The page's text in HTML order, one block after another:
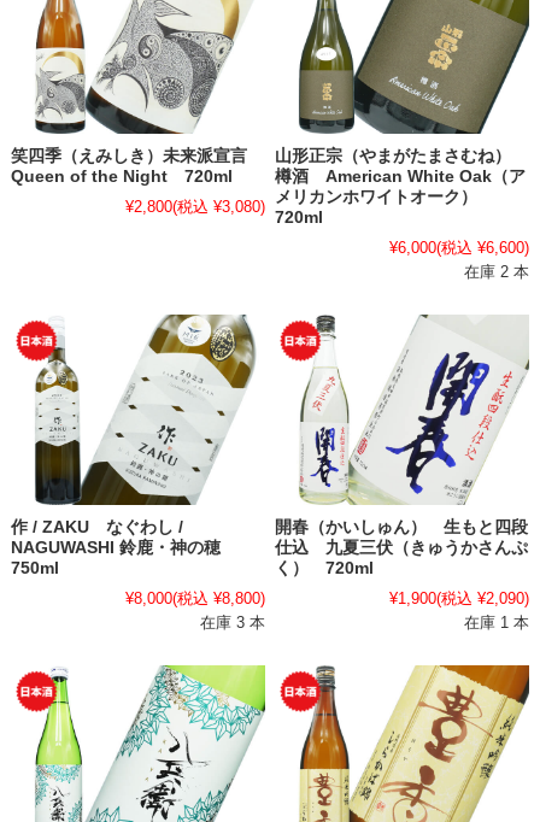
笑四季（えみしき）未来派宣言
Queen of the Night 720ml
¥2,800(税込 ¥3,080)
山形正宗（やまがたまさむね）
樽酒 American White Oak（ア
メリカンホワイトオーク）
720ml
¥6,000(税込 ¥6,600)
在庫 2 本
作 / ZAKU なぐわし /
NAGUWASHI 鈴鹿・神の穂
750ml
¥8,000(税込 ¥8,800)
在庫 3 本
開春（かいしゅん） 生もと四段
仕込 九夏三伏（きゅうかさんぷ
く） 720ml
¥1,900(税込 ¥2,090)
在庫 1 本